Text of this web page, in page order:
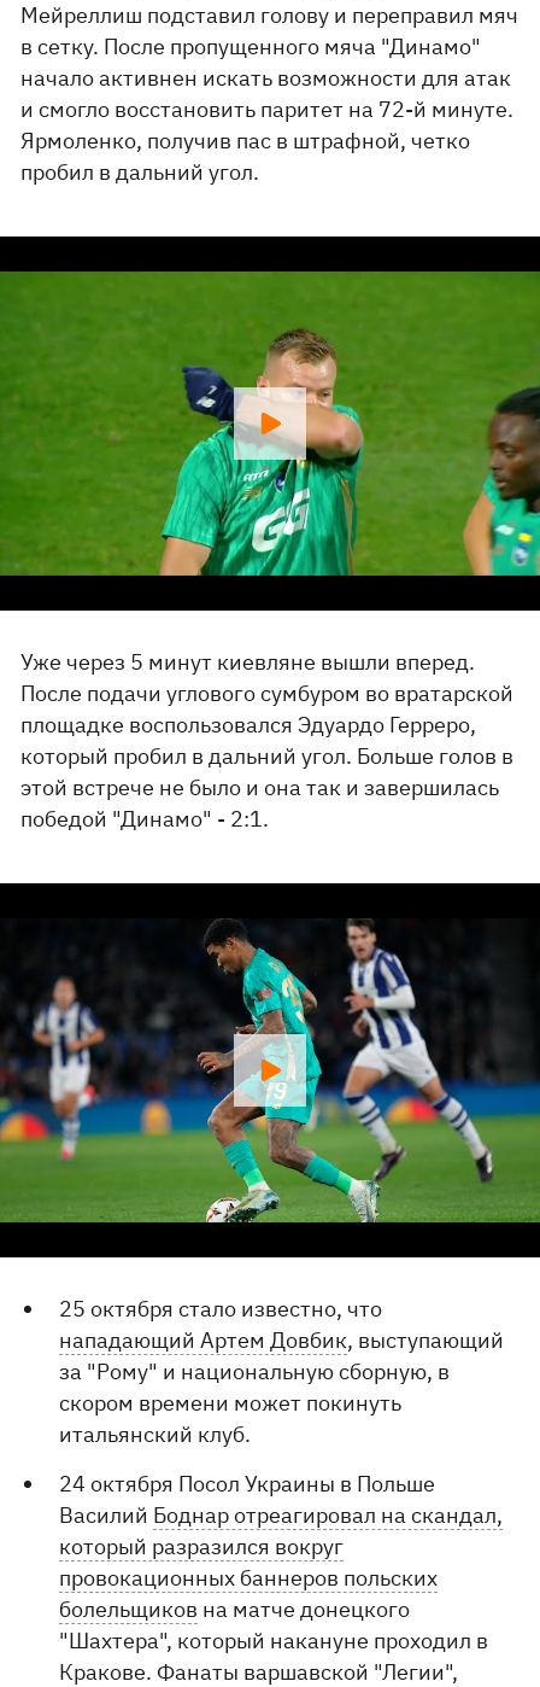
Мейреллиш подставил голову и переправил мяч
в сетку. После пропущенного мяча "Динамо"
начало активнен искать возможности для атак
и смогло восстановить паритет на 72-й минуте.
Ярмоленко, получив пас в штрафной, четко
пробил в дальний угол.
Уже через 5 минут киевляне вышли вперед.
После подачи углового сумбуром во вратарской
площадке воспользовался Эдуардо Герреро,
который пробил в дальний угол. Больше голов в
этой встрече не было и она так и завершилась
победой "Динамо" - 2:1.
25 октября стало известно, что
нападающий Артем Довбик, выступающий
за "Рому" и национальную сборную, в
скором времени может покинуть
итальянский клуб.
24 октября Посол Украины в Польше
Василий Боднар отреагировал на скандал,
который разразился вокруг
провокационных баннеров польских
болельщиков на матче донецкого
"Шахтера", который накануне проходил в
Кракове. Фанаты варшавской "Легии",